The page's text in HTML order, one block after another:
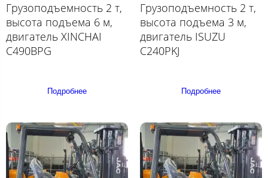
Грузоподъемность 2 т,
высота подъема 6 м,
двигатель XINCHAI
C490BPG
Подробнее
Грузоподъемность 2 т,
высота подъема 3 м,
двигатель ISUZU
C240PKJ
Подробнее